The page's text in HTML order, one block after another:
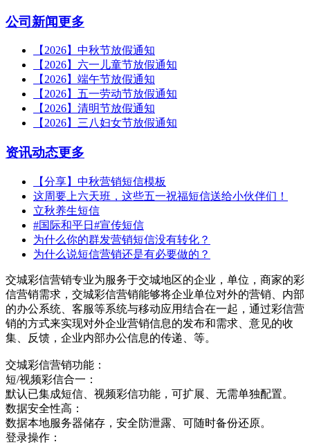
公司新闻更多
【2026】中秋节放假通知
【2026】六一儿童节放假通知
【2026】端午节放假通知
【2026】五一劳动节放假通知
【2026】清明节放假通知
【2026】三八妇女节放假通知
资讯动态更多
【分享】中秋营销短信模板
这周要上六天班，这些五一祝福短信送给小伙伴们！
立秋养生短信
#国际和平日#宣传短信
为什么你的群发营销短信没有转化？
为什么说短信营销还是有必要做的？
交城彩信营销专业为服务于交城地区的企业，单位，商家的彩
信营销需求，交城彩信营销能够将企业单位对外的营销、内部
的办公系统、客服等系统与移动应用结合在一起，通过彩信营
销的方式来实现对外企业营销信息的发布和需求、意见的收
集、反馈，企业内部办公信息的传递、等。
交城彩信营销功能：
短/视频彩信合一：
默认已集成短信、视频彩信功能，可扩展、无需单独配置。
数据安全性高：
数据本地服务器储存，安全防泄露、可随时备份还原。
登录操作：